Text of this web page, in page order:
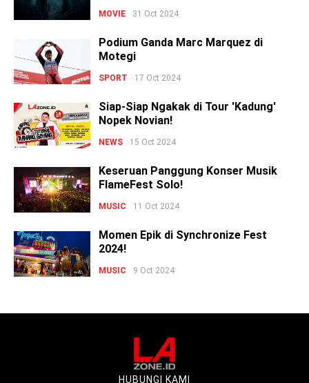
MOVIE 31 Oct 2024
Podium Ganda Marc Marquez di
Motegi
SPORT 17 Oct 2024
Siap-Siap Ngakak di Tour 'Kadung'
Nopek Novian!
NEWS 15 Oct 2024
Keseruan Panggung Konser Musik
FlameFest Solo!
MUSIC 11 Oct 2024
Momen Epik di Synchronize Fest
2024!
MUSIC 9 Oct 2024
HUBUNGI KAMI